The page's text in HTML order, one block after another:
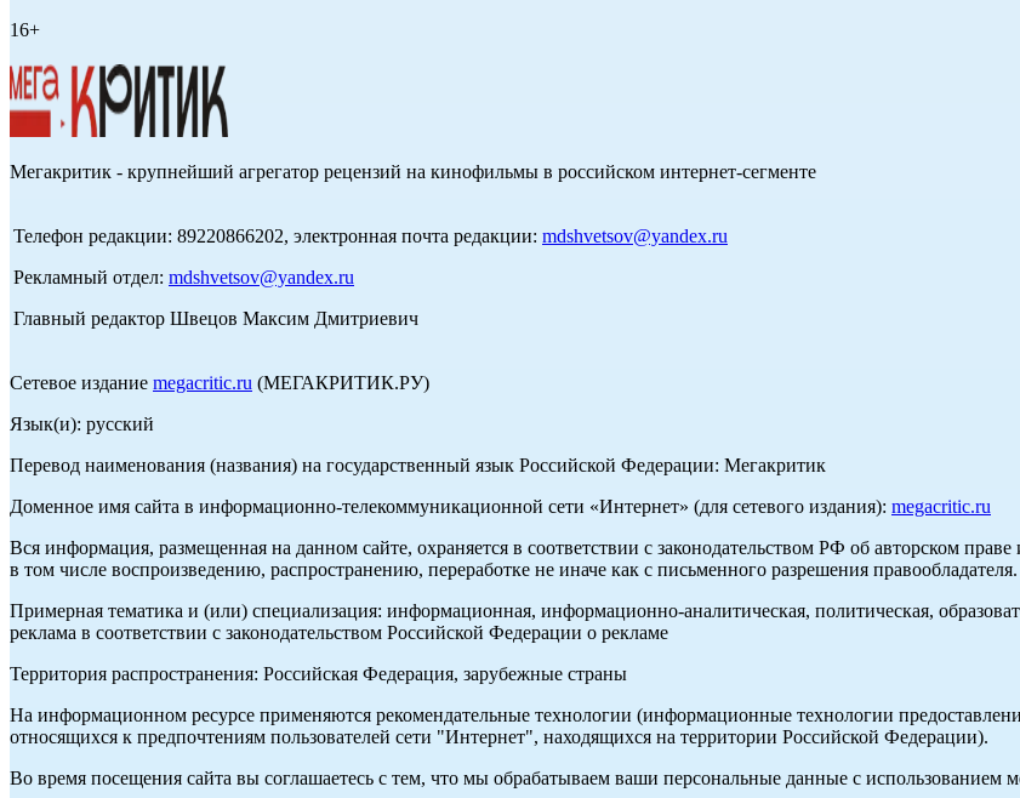
16+
Мегакритик - крупнейший агрегатор рецензий на кинофильмы в российском интернет-сегменте
Телефон редакции: 89220866202, электронная почта редакции: mdshvetsov@yandex.ru
Рекламный отдел: mdshvetsov@yandex.ru
Главный редактор Швецов Максим Дмитриевич
Сетевое издание megacritic.ru (МЕГАКРИТИК.РУ)
Язык(и): русский
Перевод наименования (названия) на государственный язык Российской Федерации: Мегакритик
Доменное имя сайта в информационно-телекоммуникационной сети «Интернет» (для сетевого издания): megacritic.ru
Вся информация, размещенная на данном сайте, охраняется в соответствии с законодательством РФ об авторском
в том числе воспроизведению, распространению, переработке не иначе как с письменного разрешения правообладателя.
Примерная тематика и (или) специализация: информационная, информационно-аналитическая, политическая,
реклама в соответствии с законодательством Российской Федерации о рекламе
Территория распространения: Российская Федерация, зарубежные страны
На информационном ресурсе применяются рекомендательные технологии (информационные технологии
относящихся к предпочтениям пользователей сети "Интернет", находящихся на территории Российской Федерации).
Во время посещения сайта вы соглашаетесь с тем, что мы обрабатываем ваши персональные данные с использованием